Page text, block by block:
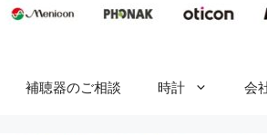
補聴器のご相談 時計 会